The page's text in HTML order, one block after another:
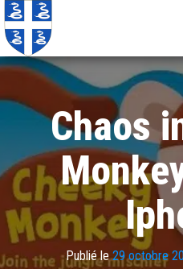
Chaos
Publié le29 octobre